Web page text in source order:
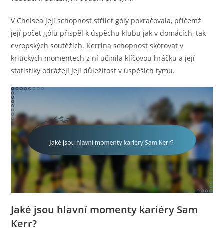
V Chelsea její schopnost střílet góly pokračovala, přičemž
její počet gólů přispěl k úspěchu klubu jak v domácích, tak
evropských soutěžích. Kerrina schopnost skórovat v
kritických momentech z ní učinila klíčovou hráčku a její
statistiky odrážejí její důležitost v úspěších týmu.
Jaké jsou hlavní momenty kariéry Sam
Kerr?